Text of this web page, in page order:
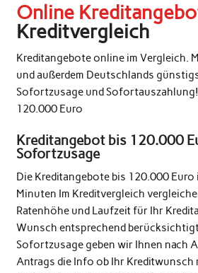
Online
Kreditvergleich
Kreditangebote online im Vergleich.
und außerdem Deutschlands
Sofortzusage und
120.000 Euro
Kreditangebot bis 120.000
Sofortzusage
Die Kreditangebote bis 120.000
Minuten Im Kreditvergleich
Ratenhöhe und Laufzeit für Ihr
Wunsch entsprechend
Sofortzusage geben wir Ihnen nach
Antrags die Info ob Ihr Kreditwunsch